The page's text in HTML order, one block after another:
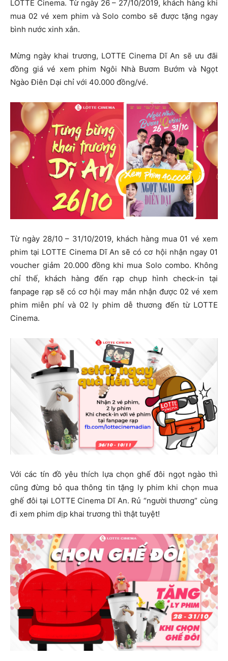
LOTTE Cinema. Từ ngày 26 – 27/10/2019, khách hàng khi
mua 02 vé xem phim và Solo combo sẽ được tặng ngay
bình nước xinh xắn.
Mừng ngày khai trương, LOTTE Cinema Dĩ An sẽ ưu đãi
đồng giá vé xem phim Ngôi Nhà Bươm Bướm và Ngọt
Ngào Điên Dại chỉ với 40.000 đồng/vé.
Từ ngày 28/10 – 31/10/2019, khách hàng mua 01 vé xem
phim tại LOTTE Cinema Dĩ An sẽ có cơ hội nhận ngay 01
voucher giảm 20.000 đồng khi mua Solo combo. Không
chỉ thế, khách hàng đến rạp chụp hình check-in tại
fanpage rạp sẽ có cơ hội may mắn nhận được 02 vé xem
phim miễn phí và 02 ly phim dễ thương đến từ LOTTE
Cinema.
Với các tín đồ yêu thích lựa chọn ghế đôi ngọt ngào thì
cũng đừng bỏ qua thông tin tặng ly phim khi chọn mua
ghế đôi tại LOTTE Cinema Dĩ An. Rủ “người thương” cùng
đi xem phim dịp khai trương thì thật tuyệt!